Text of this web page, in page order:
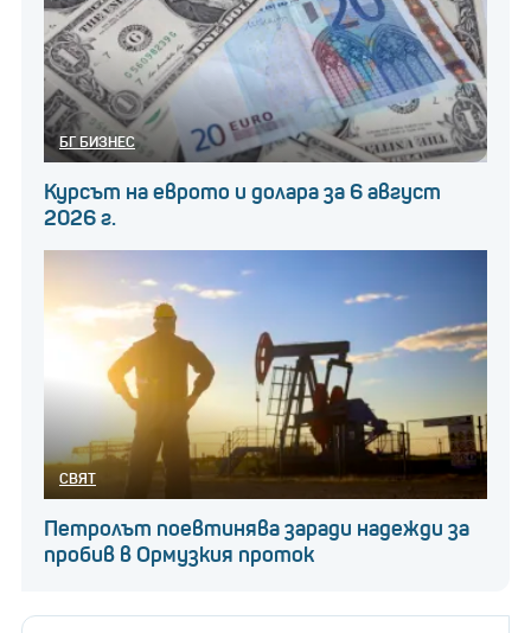
БГ БИЗНЕС
Курсът на еврото и долара за 6 август
2026 г.
СВЯТ
Петролът поевтинява заради надежди за
пробив в Ормузкия проток